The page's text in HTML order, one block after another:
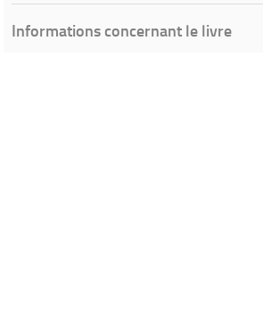
Informations concernant le livre